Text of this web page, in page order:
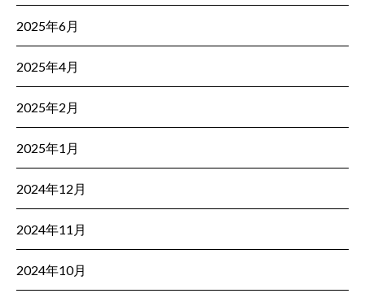
2025年6月
2025年4月
2025年2月
2025年1月
2024年12月
2024年11月
2024年10月